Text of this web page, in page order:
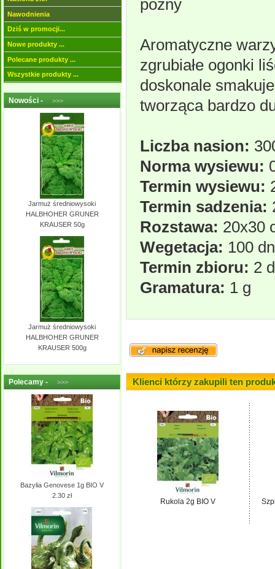
Nawodnienia
Dziś w promocji...
Nowe produkty ...
Polecane produkty ...
Wszystkie produkty ...
Nowości - >>>
Jarmuż średniowysoki
HALBHOHER GRUNER
KRAUSER 50g
Jarmuż średniowysoki
HALBHOHER GRUNER
KRAUSER 500g
Polecamy - >>>
Bazylia Genovese 1g BIO V
2.30 zł
późny
Aromatyczne
zgrubiałe ogonki
doskonale
tworząca bardzo
Liczba nasion:
Norma wysiewu:
Termin wysiewu:
Termin sadzenia:
Rozstawa: 20x30
Wegetacja: 100
Termin zbioru: 2
Gramatura: 1 g
Klienci którzy zakupili ten
Rukola 2g BIO V